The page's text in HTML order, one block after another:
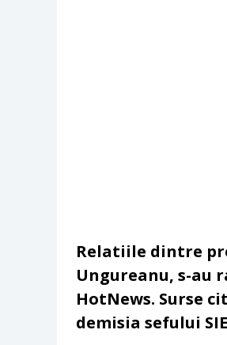
Relatiile dintre
Ungureanu, s-au
HotNews. Surse
demisia sefului